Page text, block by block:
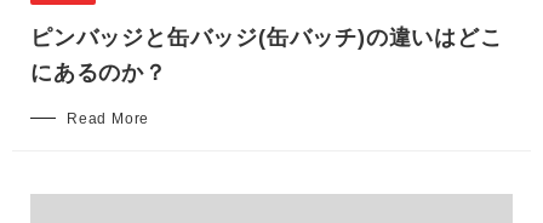
ピンバッジと缶バッジ(缶バッチ)の違いはどこ
にあるのか？
Read More